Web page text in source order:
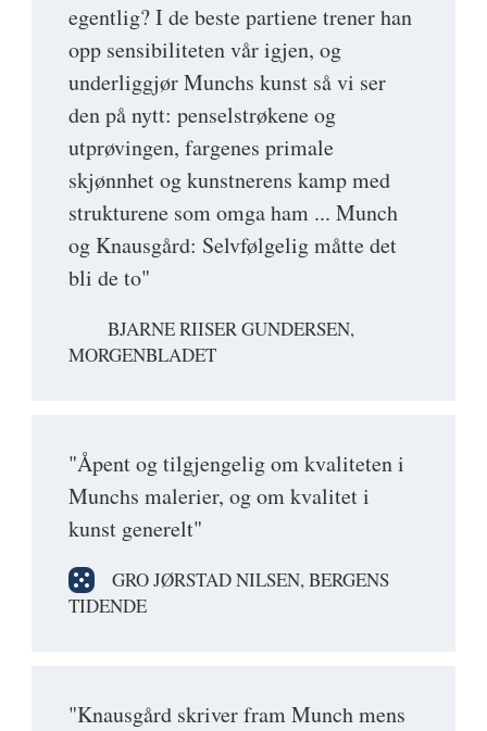
egentlig? I de beste partiene trener han
opp sensibiliteten vår igjen, og
underliggjør Munchs kunst så vi ser
den på nytt: penselstrøkene og
utprøvingen, fargenes primale
skjønnhet og kunstnerens kamp med
strukturene som omga ham ... Munch
og Knausgård: Selvfølgelig måtte det
bli de to"
BJARNE RIISER GUNDERSEN,
MORGENBLADET
"Åpent og tilgjengelig om kvaliteten i
Munchs malerier, og om kvalitet i
kunst generelt"
GRO JØRSTAD NILSEN, BERGENS
TIDENDE
"Knausgård skriver fram Munch mens